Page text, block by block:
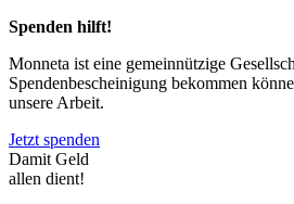
Spenden hilft!
Monneta ist eine gemeinnützige
Spendenbescheinigung bekommen
unsere Arbeit.
Jetzt spenden
Damit Geld
allen dient!